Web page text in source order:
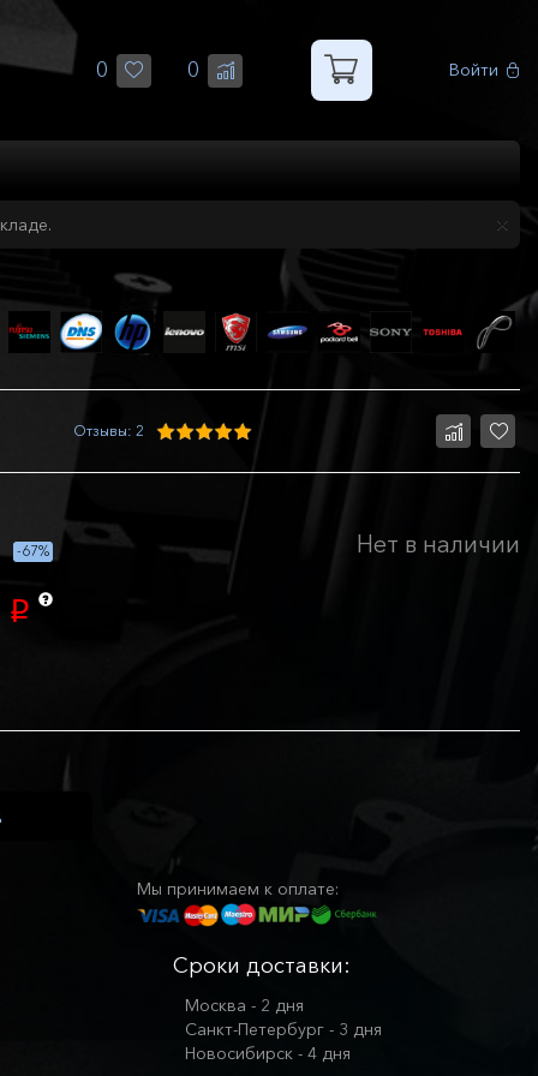
0 0 Войти
Отзывы: 2
-67%
p
Нет в наличии
Мы принимаем к оплате:
Сроки доставки:
Москва - 2 дня
Санкт-Петербург - 3 дня
Новосибирск - 4 дня